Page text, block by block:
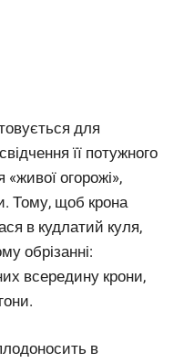
для
її потужного
огорожі»,
Тому, щоб крона
в кудлатий куля,
обрізанні:
всередину крони,
в